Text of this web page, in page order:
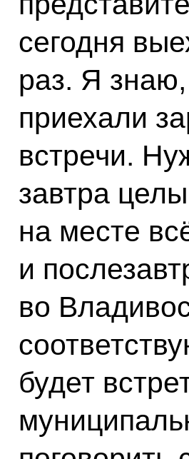
сегодня
раз. Я
приехали
встречи.
завтра
на месте
и
во
будет